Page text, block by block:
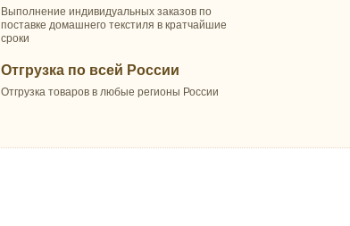
Выполнение индивидуальных заказов по
поставке домашнего текстиля в кратчайшие
сроки
Отгрузка по всей России
Отгрузка товаров в любые регионы России